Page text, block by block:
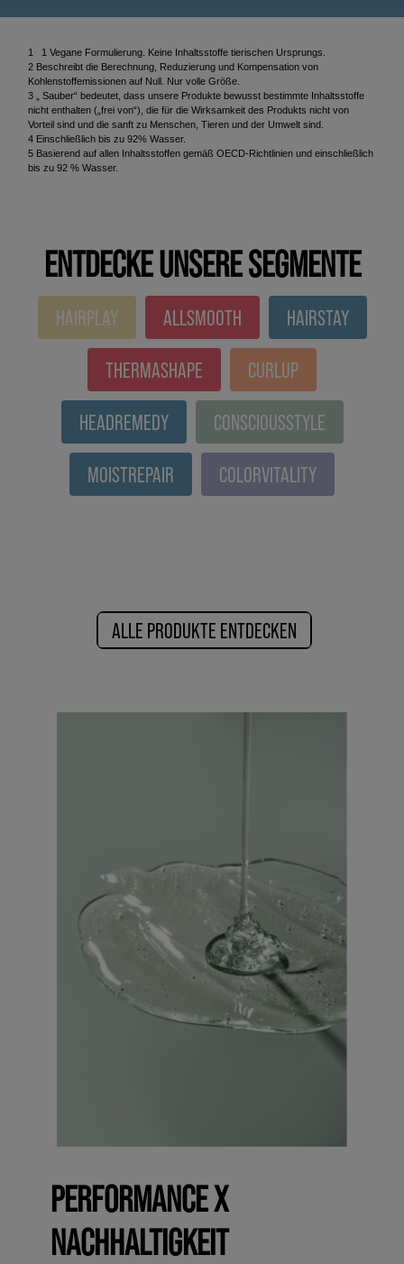
1 1 Vegane Formulierung. Keine Inhaltsstoffe tierischen Ursprungs.
2 Beschreibt die Berechnung, Reduzierung und Kompensation von
Kohlenstoffemissionen auf Null. Nur volle Größe.
3 „ Sauber“ bedeutet, dass unsere Produkte bewusst bestimmte Inhaltsstoffe
nicht enthalten („frei von“), die für die Wirksamkeit des Produkts nicht von
Vorteil sind und die sanft zu Menschen, Tieren und der Umwelt sind.
4 Einschließlich bis zu 92% Wasser.
5 Basierend auf allen Inhaltsstoffen gemäß OECD-Richtlinien und einschließlich
bis zu 92 % Wasser.
ENTDECKE UNSERE SEGMENTE
HAIRPLAY ALLSMOOTH
HAIRSTAY
THERMASHAPE
CURLUP
HEADREMEDY
CONSCIOUSSTYLE
MOISTREPAIR
COLORVITALITY
ALLE PRODUKTE ENTDECKEN
PERFORMANCE X
NACHHALTIGKEIT